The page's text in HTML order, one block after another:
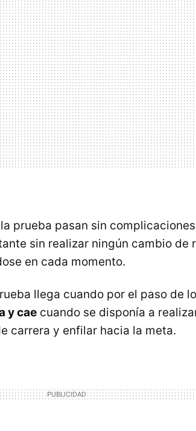
prueba pasan sin
sin realizar ningún cambio de
en cada momento.
llega cuando por el paso de
y cae cuando se disponía a
carrera y enfilar hacia la meta.